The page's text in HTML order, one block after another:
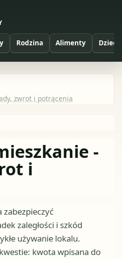
Rodzina Alimenty Dzieci
zwrot i potrącenia
-
i
zabezpieczyć
zaległości i szkód
używanie lokalu.
kwota wpisana do